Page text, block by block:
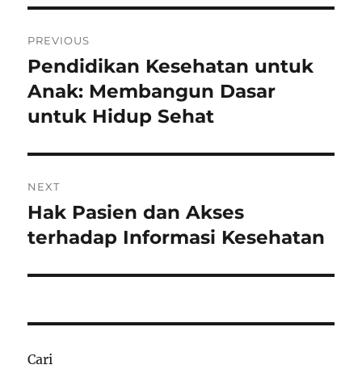
pos
PREVIOUS
Previous
post:
Pendidikan Kesehatan untuk
Anak: Membangun Dasar
untuk Hidup Sehat
NEXT
Next
post:
Hak Pasien dan Akses
terhadap Informasi Kesehatan
Cari